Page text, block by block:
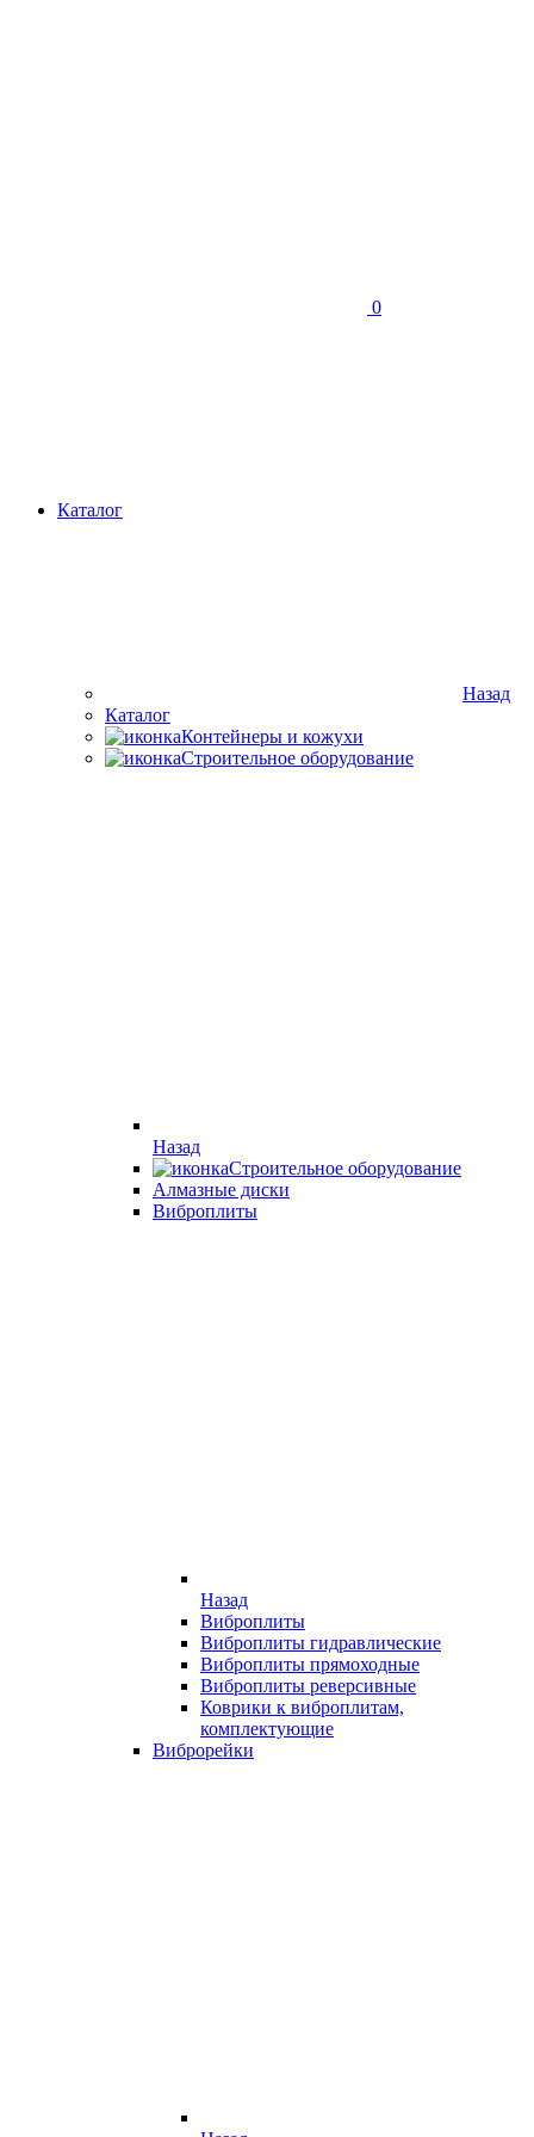
0
Каталог
Назад
Каталог
Контейнеры и кожухи
Строительное оборудование
Назад
Строительное оборудование
Алмазные диски
Виброплиты
Назад
Виброплиты
Виброплиты гидравлические
Виброплиты прямоходные
Виброплиты реверсивные
Коврики к виброплитам,
комплектующие
Виброрейки